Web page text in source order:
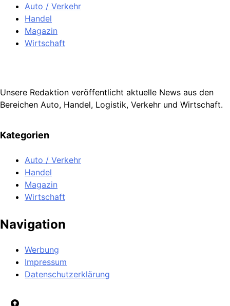
Auto / Verkehr
Handel
Magazin
Wirtschaft
Unsere Redaktion veröffentlicht aktuelle News aus den
Bereichen Auto, Handel, Logistik, Verkehr und Wirtschaft.
Kategorien
Auto / Verkehr
Handel
Magazin
Wirtschaft
Navigation
Werbung
Impressum
Datenschutzerklärung